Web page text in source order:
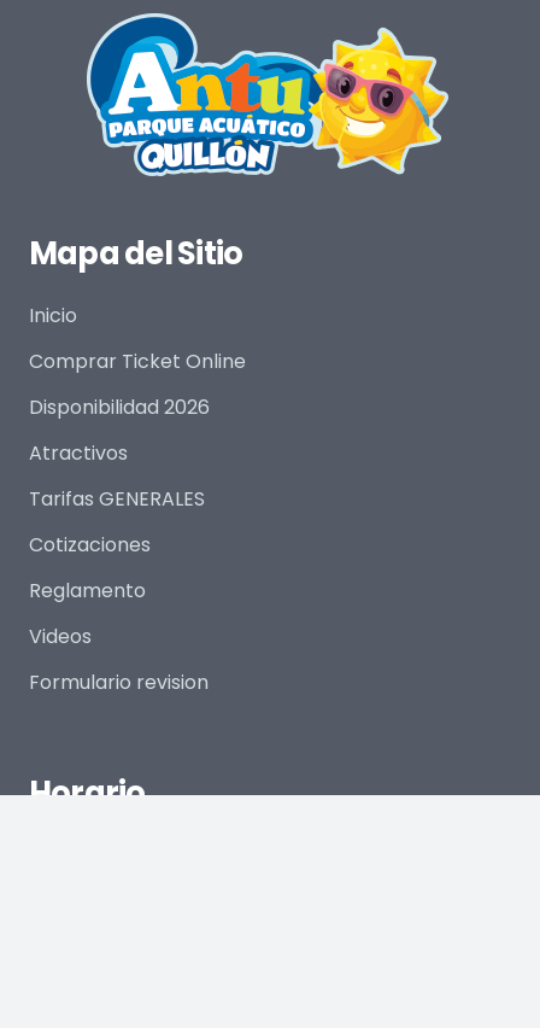
Mapa del Sitio
Inicio
Comprar Ticket Online
Disponibilidad 2026
Atractivos
Tarifas GENERALES
Cotizaciones
Reglamento
Videos
Formulario revision
Horario